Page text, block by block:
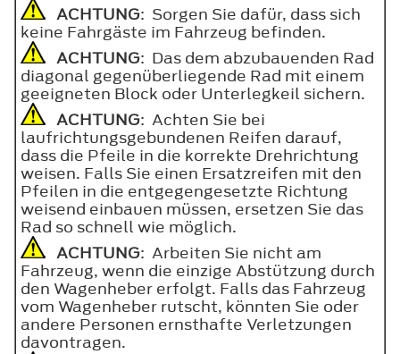
ACHTUNG: Sorgen Sie dafür, dass sich
keine Fahrgäste im Fahrzeug befinden.
ACHTUNG: Das dem abzubauenden Rad
diagonal gegenüberliegende Rad mit einem
geeigneten Block oder Unterlegkeil sichern.
ACHTUNG: Achten Sie bei
laufrichtungsgebundenen Reifen darauf,
dass die Pfeile in die korrekte Drehrichtung
weisen. Falls Sie einen Ersatzreifen mit den
Pfeilen in die entgegengesetzte Richtung
weisend einbauen müssen, ersetzen Sie das
Rad so schnell wie möglich.
ACHTUNG: Arbeiten Sie nicht am
Fahrzeug, wenn die einzige Abstützung durch
den Wagenheber erfolgt. Falls das Fahrzeug
vom Wagenheber rutscht, könnten Sie oder
andere Personen ernsthafte Verletzungen
davontragen.